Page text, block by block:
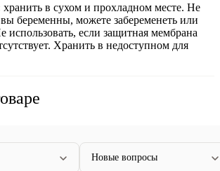
хранить в сухом и прохладном месте. Не
беременны, можете забеременеть или
использовать, если защитная мембрана
Хранить в недоступном для
Новые вопросы